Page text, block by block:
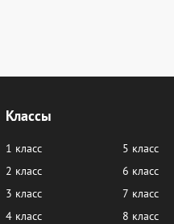
Классы
1 класс
2 класс
3 класс
4 класс
5 класс
6 класс
7 класс
8 класс